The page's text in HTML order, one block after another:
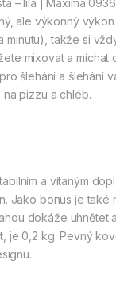
– lila | Maxima
ale výkonný
takže si
mixovat a
šlehání a šlehání
pizzu a chléb.
a vítaným
Jako bonus je také
dokáže uhnětet
je 0,2 kg. Pevný